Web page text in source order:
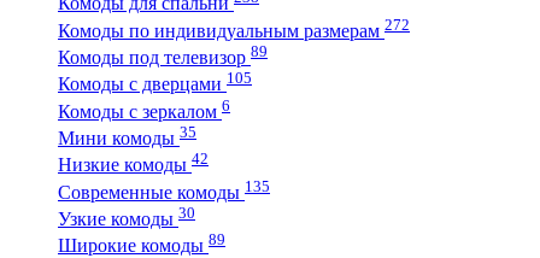
Комоды по индивидуальным размерам 272
Комоды под телевизор 89
Комоды с дверцами 105
Комоды с зеркалом 6
Мини комоды 35
Низкие комоды 42
Современные комоды 135
Узкие комоды 30
Широкие комоды 89